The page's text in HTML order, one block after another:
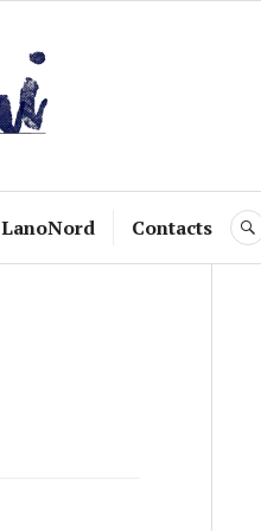
LanoNord Contacts